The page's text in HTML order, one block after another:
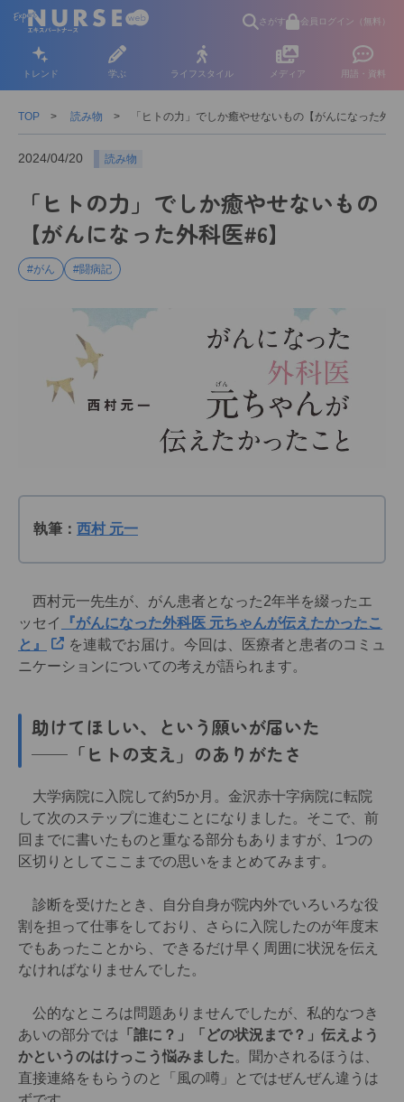
さがす 会員ログイン（無料）
トレンド 学ぶ ライフスタイル メディア 用語・資料
TOP 読み物 「ヒトの力」でしか癒やせないもの【がんになった外
2024/04/20 読み物
「ヒトの力」でしか癒やせないもの
【がんになった外科医#6】
#がん #闘病記
執筆： 西村 元一
西村元一先生が、がん患者となった2年半を綴ったエ
ッセイ
『がんになった外科医 元ちゃんが伝えたかったこ
と』
を連載でお届け。今回は、医療者と患者のコミュ
ニケーションについての考えが語られます。
助けてほしい、という願いが届いた
──「ヒトの支え」のありがたさ
大学病院に入院して約5か月。金沢赤十字病院に転院
して次のステップに進むことになりました。そこで、前
回までに書いたものと重なる部分もありますが、1つの
区切りとしてここまでの思いをまとめてみます。
診断を受けたとき、自分自身が院内外でいろいろな役
割を担って仕事をしており、さらに入院したのが年度末
でもあったことから、できるだけ早く周囲に状況を伝え
なければなりませんでした。
公的なところは問題ありませんでしたが、私的なつき
あいの部分では 「誰に？」「どの状況まで？」伝えよう
かというのはけっこう悩みました。聞かされるほうは、
直接連絡をもらうのと「風の噂」とではぜんぜん違うは